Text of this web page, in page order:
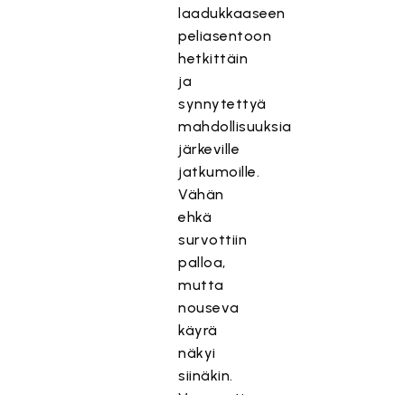
laadukkaaseen
peliasentoon
hetkittäin
ja
synnytettyä
mahdollisuuksia
järkeville
jatkumoille.
Vähän
ehkä
survottiin
palloa,
mutta
nouseva
käyrä
näkyi
siinäkin.